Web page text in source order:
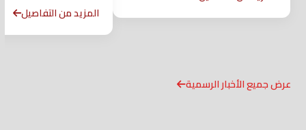
المزيد من التفاصيل
عرض جميع الأخبار الرسمية